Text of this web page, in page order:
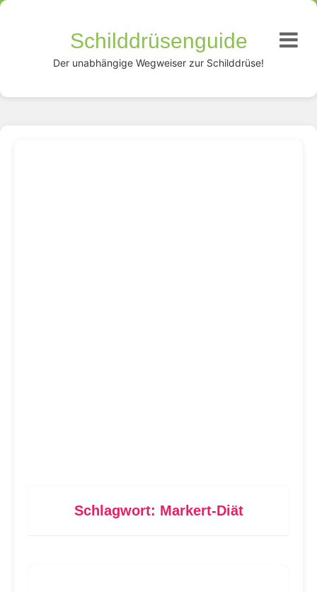
Schilddrüsenguide
Der unabhängige Wegweiser zur Schilddrüse!
Schlagwort: Markert-Diät